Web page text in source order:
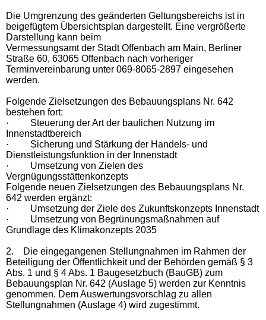
Die Umgrenzung des geänderten Geltungsbereichs ist in
beigefügtem Übersichtsplan dargestellt. Eine vergrößerte
Darstellung kann beim
Vermessungsamt der Stadt Offenbach am Main, Berliner
Straße 60, 63065 Offenbach nach vorheriger
Terminvereinbarung unter 069-8065-2897 eingesehen
werden.
Folgende Zielsetzungen des Bebauungsplans Nr. 642
bestehen fort:
·
Steuerung der Art der baulichen Nutzung im
Innenstadtbereich
·
Sicherung und Stärkung der Handels- und
Dienstleistungsfunktion in der Innenstadt
·
Umsetzung von Zielen des
Vergnügungsstättenkonzepts
Folgende neuen Zielsetzungen des Bebauungsplans Nr.
642 werden ergänzt:
·
Umsetzung der Ziele des Zukunftskonzepts Innenstadt
·
Umsetzung von Begrünungsmaßnahmen auf
Grundlage des Klimakonzepts 2035
2.
Die eingegangenen Stellungnahmen im Rahmen der
Beteiligung der Öffentlichkeit und der Behörden gemäß § 3
Abs. 1 und § 4 Abs. 1 Baugesetzbuch (BauGB) zum
Bebauungsplan Nr. 642 (Auslage 5) werden zur Kenntnis
genommen. Dem Auswertungsvorschlag zu allen
Stellungnahmen (Auslage 4) wird zugestimmt.